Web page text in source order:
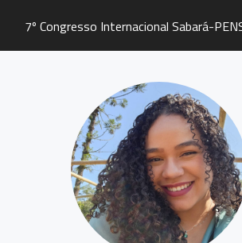
7º Congresso Internacional Sabará-